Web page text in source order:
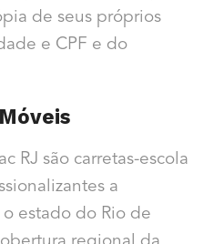
de seus próprios
e CPF e do
RJ são carretas-escola
a
estado do Rio de